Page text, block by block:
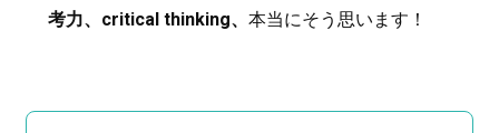
考力、critical thinking、 本当にそう思います！